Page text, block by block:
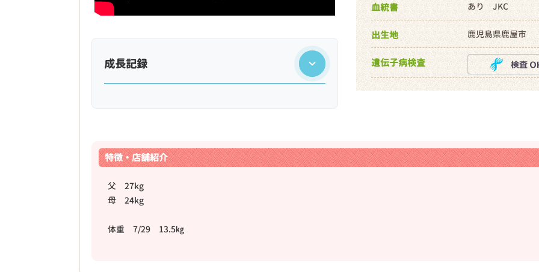
成長記録
❮
血統書 あり JKC
出生地 鹿児島県鹿屋市
遺伝子病検査
特徴・店舗紹介
父 27kg
母 24kg
体重 7/29 13.5㎏